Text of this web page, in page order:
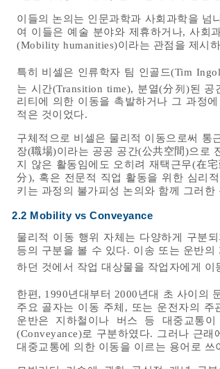
이들의 논의는 인문과학과 사회과학을 넘
여 이들은 예술 분야와 제휴하거나, 사회
(Mobility humanities)이라는 관점을 제시
특히 비셀은 인류학자 팀 인골드(Tim
는 시간(Transition time), 분열(分列)된 공
리티에 의한 이동을 촉발하거나 그 과정
적은 것이었다.
구체적으로 비셀은 물리적 이동으로써 통
장(職場)이라는 공공 공간(公共空間)으로
지 않은 활동임에도 오히려 재택근무(在
分), 혹은 전문적 직업 활동을 위한 심리
키는 과정의 불가피성 논의와 함께 그러
2.2 Mobility vs Conveyance
물리적 이동 행위 자체는 다양하게 구분
등의 구분을 볼 수 있다. 이송 또는 운반
하던 것에서 작업 대상물을 작업자에게
한편, 1990년대부터 2000년대 초 사이의
주요 골자는 이동 주체, 또는 운전자의
운반은 지하철이나 버스 등 대중교통
(Conveyance)로 구분하였다. 그러나 근
대중교통에 의한 이동을 이르는 용어로 쓰